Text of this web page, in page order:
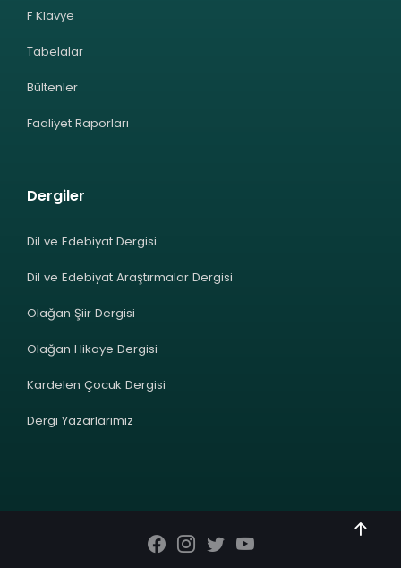
F Klavye
Tabelalar
Bültenler
Faaliyet Raporları
Dergiler
Dil ve Edebiyat Dergisi
Dil ve Edebiyat Araştırmalar Dergisi
Olağan Şiir Dergisi
Olağan Hikaye Dergisi
Kardelen Çocuk Dergisi
Dergi Yazarlarımız